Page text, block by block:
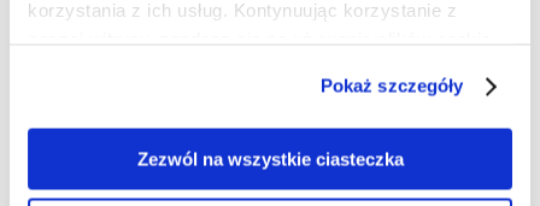
korzystania z ich usług. Kontynuując korzystanie z
Pokaż szczegóły
Zezwól na wszystkie ciasteczka
Pomożemy Ci w następujących sytuacjach:
Niedostarczone towary lub usługi, za które